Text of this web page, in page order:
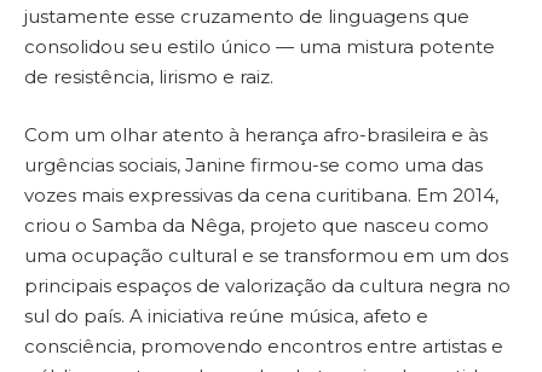
justamente esse cruzamento de linguagens que
consolidou seu estilo único — uma mistura potente
de resistência, lirismo e raiz.
Com um olhar atento à herança afro-brasileira e às
urgências sociais, Janine firmou-se como uma das
vozes mais expressivas da cena curitibana. Em 2014,
criou o Samba da Nêga, projeto que nasceu como
uma ocupação cultural e se transformou em um dos
principais espaços de valorização da cultura negra no
sul do país. A iniciativa reúne música, afeto e
consciência, promovendo encontros entre artistas e